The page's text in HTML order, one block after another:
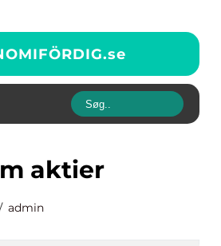
se
hm aktier
admin